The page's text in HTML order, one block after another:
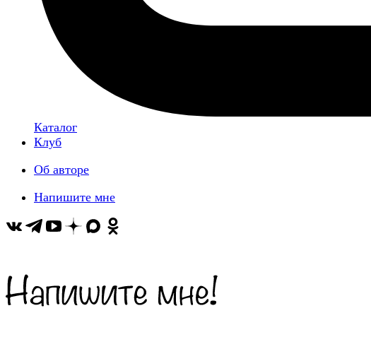
Каталог
Клуб
Об авторе
Напишите мне